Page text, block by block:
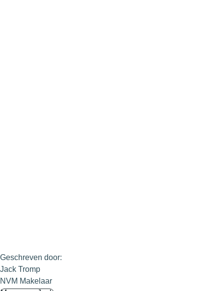
Geschreven door:
Jack Tromp
NVM Makelaar